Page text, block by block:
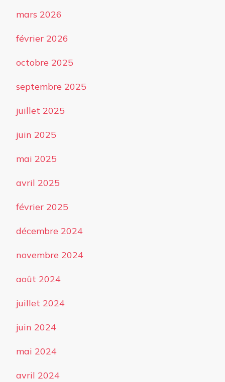
mars 2026
février 2026
octobre 2025
septembre 2025
juillet 2025
juin 2025
mai 2025
avril 2025
février 2025
décembre 2024
novembre 2024
août 2024
juillet 2024
juin 2024
mai 2024
avril 2024